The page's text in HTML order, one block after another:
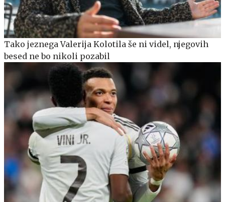
Tako jeznega Valerija Kolotila še ni videl, njegovih
besed ne bo nikoli pozabil